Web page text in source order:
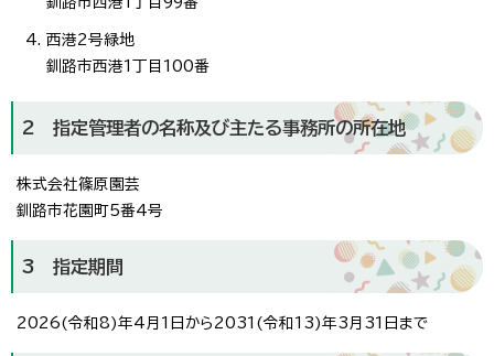
西港2号緑地
釧路市西港1丁目100番
2 指定管理者の名称及び主たる事務所の所在地
株式会社篠原園芸
釧路市花園町5番4号
3 指定期間
2026(令和8)年4月1日から2031(令和13)年3月31日まで